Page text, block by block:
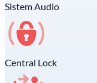
Sistem Audio
Central Lock